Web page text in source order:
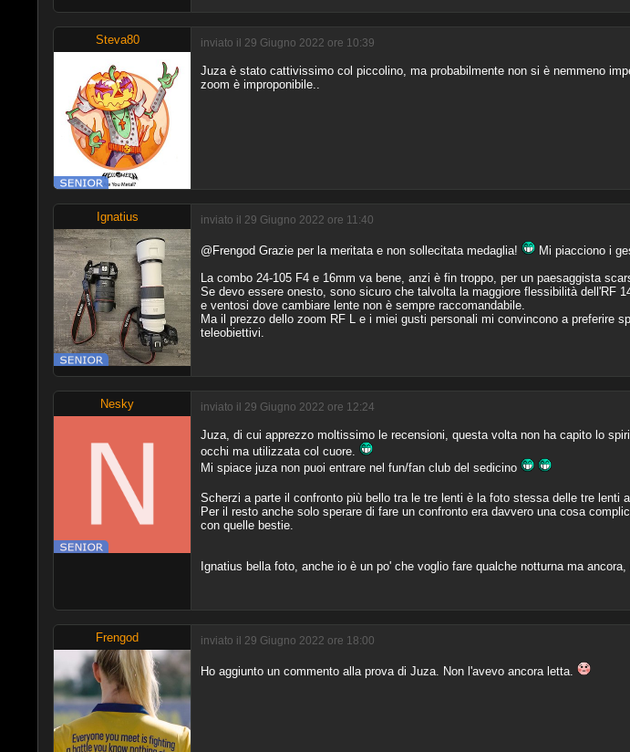
Steva80 inviato il 29 Giugno 2022 ore 10:39
Juza è stato cattivissimo col piccolino, ma probabilmente non si è nemmeno
zoom è improponibile..
Ignatius inviato il 29 Giugno 2022 ore 11:40
@Frengod Grazie per la meritata e non sollecitata medaglia!
Mi piacciono i
La combo 24-105 F4 e 16mm va bene, anzi è fin troppo, per un paesaggista
Se devo essere onesto, sono sicuro che talvolta la maggiore flessibilità dell'RF
e ventosi dove cambiare lente non è sempre raccomandabile.
Ma il prezzo dello zoom RF L e i miei gusti personali mi convincono a preferire
teleobiettivi.
Nesky inviato il 29 Giugno 2022 ore 12:24
Juza, di cui apprezzo moltissimo le recensioni, questa volta non ha capito lo
occhi ma utilizzata col cuore.
Mi spiace juza non puoi entrare nel fun/fan club del sedicino
Scherzi a parte il confronto più bello tra le tre lenti è la foto stessa delle tre lenti
Per il resto anche solo sperare di fare un confronto era davvero una cosa
con quelle bestie.
Ignatius bella foto, anche io è un po' che voglio fare qualche notturna ma
Frengod inviato il 29 Giugno 2022 ore 18:00
Ho aggiunto un commento alla prova di Juza. Non l'avevo ancora letta.